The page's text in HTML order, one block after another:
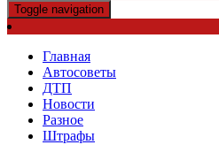
Toggle navigation
Главная
Автосоветы
ДТП
Новости
Разное
Штрафы